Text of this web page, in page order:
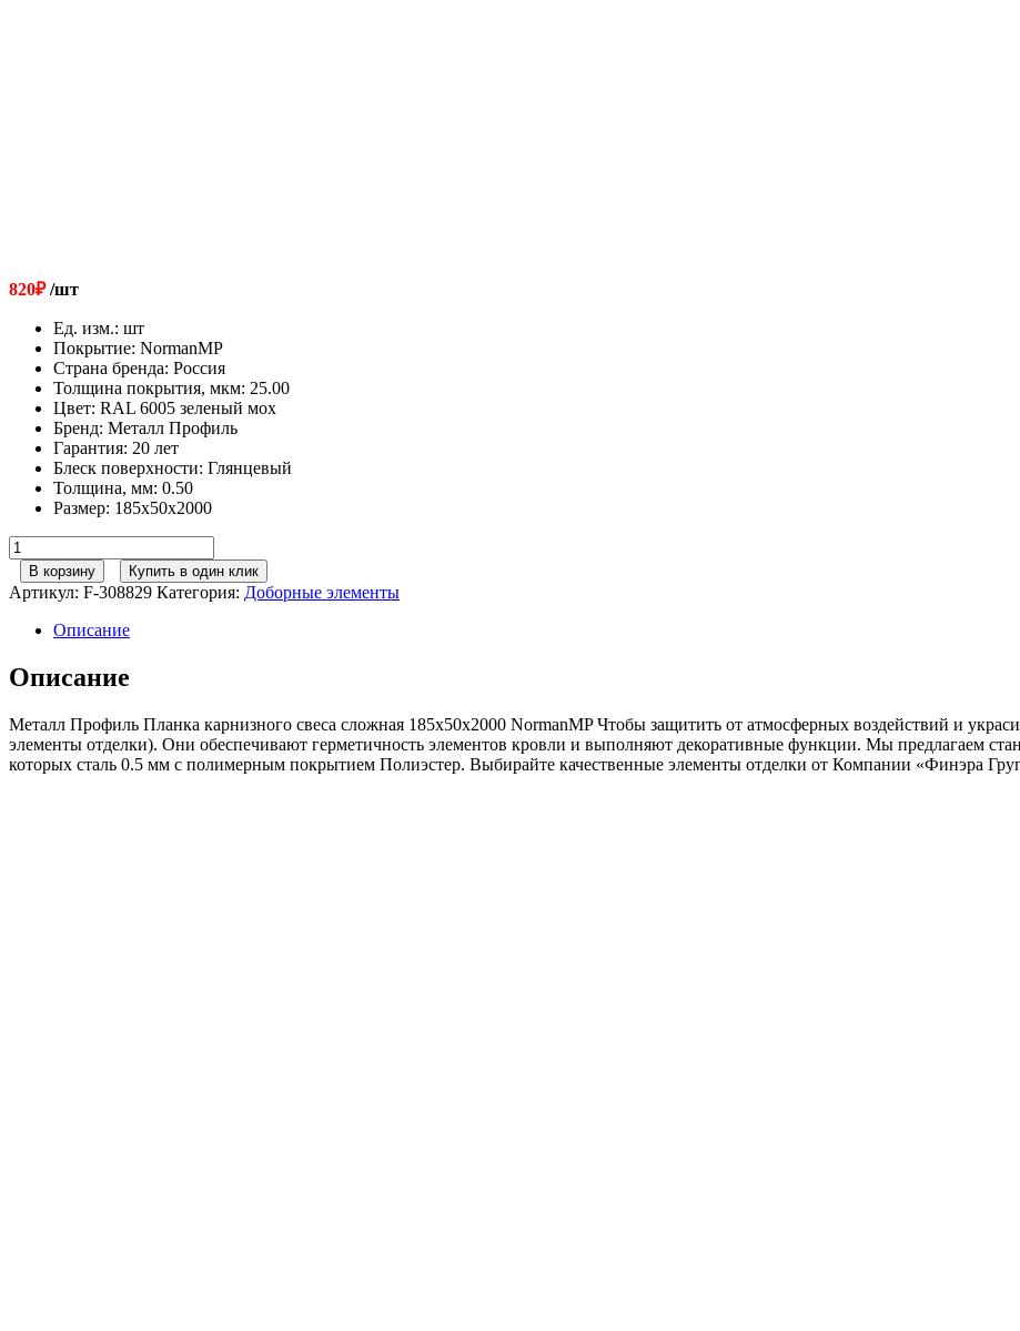
820₽/шт
Ед. изм.: шт
Покрытие: NormanMP
Страна бренда: Россия
Толщина покрытия, мкм: 25.00
Цвет: RAL 6005 зеленый мох
Бренд: Металл Профиль
Гарантия: 20 лет
Блеск поверхности: Глянцевый
Толщина, мм: 0.50
Размер: 185х50х2000
Количество
товара
Металл
Профиль
Планка
карнизного
свеса
сложная
NormanMP
(ПЭ-01-
6005-
В корзину Купить в один клик
Артикул: F-308829 Категория: Доборные элементы
Описание
Описание
Металл Профиль Планка карнизного свеса сложная 185х50х2000 NormanMP Чтобы защитить от атмосферных воздействий и
элементы отделки). Они обеспечивают герметичность элементов кровли и выполняют декоративные функции. Мы предлагаем
которых сталь 0.5 мм с полимерным покрытием Полиэстер. Выбирайте качественные элементы отделки от Компании «Финэра